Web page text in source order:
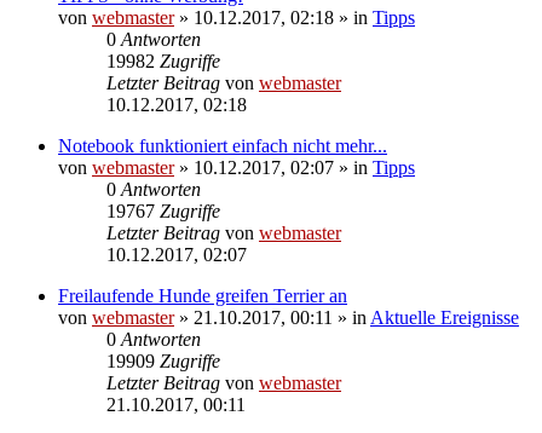
von webmaster» 10.12.2017, 02:18 » in Tipps
0 Antworten
19982 Zugriffe
Letzter Beitrag von webmaster
10.12.2017, 02:18
Notebook funktioniert einfach nicht mehr...
von webmaster» 10.12.2017, 02:07 » in Tipps
0 Antworten
19767 Zugriffe
Letzter Beitrag von webmaster
10.12.2017, 02:07
Freilaufende Hunde greifen Terrier an
von webmaster» 21.10.2017, 00:11 » in Aktuelle Ereignisse
0 Antworten
19909 Zugriffe
Letzter Beitrag von webmaster
21.10.2017, 00:11